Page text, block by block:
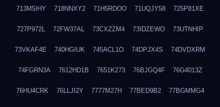
713M5IHY 718NNXY2 71H5RDOO 71UQJY58 725P81XE
727P972L 72FW37AL 73CXZZM4 73IDZEWO 73UTNHIP
73VKAF4E 740HGIUK 745ACL1O 74DPJX4S 74DVDXRM
74FGRN3A 7612HD1B 7651K273 76BJGQ4F 76G4013Z
76HU4CRK 76LLJI2Y 7777M27H 77BED9B2 77BGMMG4